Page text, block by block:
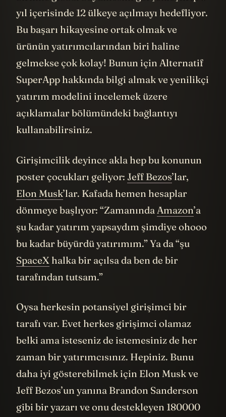
yıl içerisinde 12 ülkeye açılmayı hedefliyor.
Bu başarı hikayesine ortak olmak ve
ürünün yatırımcılarından biri haline
gelmekse çok kolay! Bunun için Alternatif
SuperApp hakkında bilgi almak ve yenilikçi
yatırım modelini incelemek üzere
açıklamalar bölümündeki bağlantıyı
kullanabilirsiniz.
Girişimcilik deyince akla hep bu konunun
poster çocukları geliyor: Jeff Bezos’lar,
Elon Musk’lar. Kafada hemen hesaplar
dönmeye başlıyor: “Zamanında Amazon’a
şu kadar yatırım yapsaydım şimdiye ohooo
bu kadar büyürdü yatırımım.” Ya da “şu
SpaceX halka bir açılsa da ben de bir
tarafından tutsam.”
Oysa herkesin potansiyel girişimci bir
tarafı var. Evet herkes girişimci olamaz
belki ama isteseniz de istemesiniz de her
zaman bir yatırımcısınız. Hepiniz. Bunu
daha iyi gösterebilmek için Elon Musk ve
Jeff Bezos’un yanına Brandon Sanderson
gibi bir yazarı ve onu destekleyen 180000